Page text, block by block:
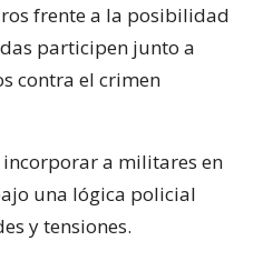
frente a la posibilidad
participen junto a
contra el crimen
a militares en
una lógica policial
y tensiones.